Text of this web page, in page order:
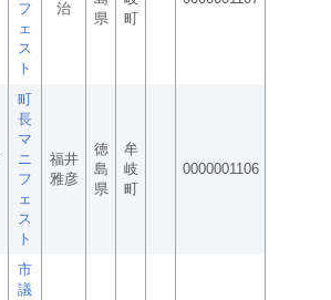
フ
ェ
ス
ト
治
県
町
町
長
マ
ニ
フ
ェ
ス
ト
福井
雅彦
徳
島
県
牟
岐
町
0000001106
市
議